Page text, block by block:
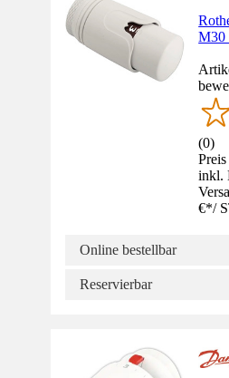
M30
(0)
inkl.
€*/
Online bestellbar
Reservierbar